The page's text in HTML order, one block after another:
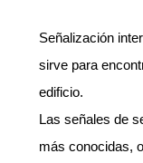
Señalización
sirve para
edificio.
Las señales de
más conocidas,